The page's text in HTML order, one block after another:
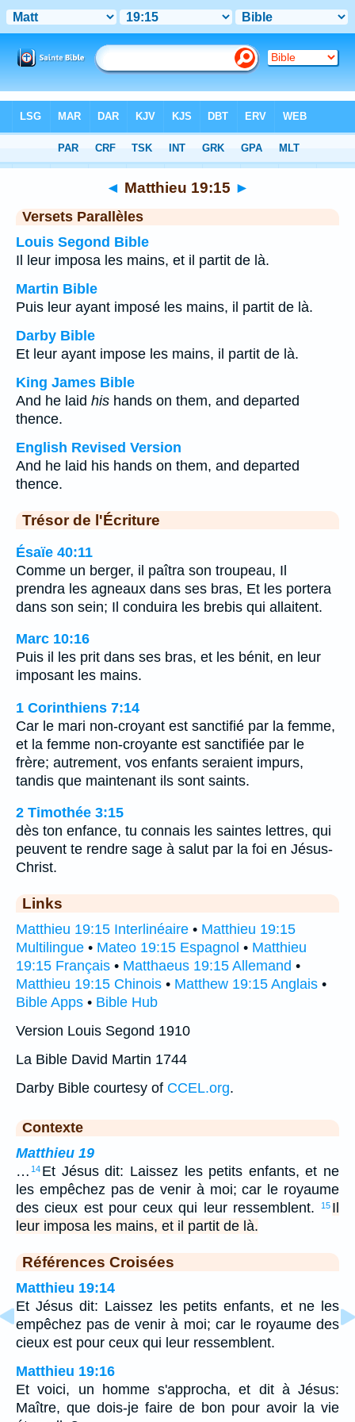
Chapitre 19> Verset 15
◄ Matthieu 19:15 ►
Versets Parallèles
Louis Segond Bible
Il leur imposa les mains, et il partit de là.
Martin Bible
Puis leur ayant imposé les mains, il partit de là.
Darby Bible
Et leur ayant impose les mains, il partit de là.
King James Bible
And he laid his hands on them, and departed
thence.
English Revised Version
And he laid his hands on them, and departed
thence.
Trésor de l'Écriture
Ésaïe 40:11
Comme un berger, il paîtra son troupeau, Il
prendra les agneaux dans ses bras, Et les portera
dans son sein; Il conduira les brebis qui allaitent.
Marc 10:16
Puis il les prit dans ses bras, et les bénit, en leur
imposant les mains.
1 Corinthiens 7:14
Car le mari non-croyant est sanctifié par la femme,
et la femme non-croyante est sanctifiée par le
frère; autrement, vos enfants seraient impurs,
tandis que maintenant ils sont saints.
2 Timothée 3:15
dès ton enfance, tu connais les saintes lettres, qui
peuvent te rendre sage à salut par la foi en Jésus-
Christ.
Links
Matthieu 19:15 Interlinéaire • Matthieu 19:15
Multilingue • Mateo 19:15 Espagnol • Matthieu
19:15 Français • Matthaeus 19:15 Allemand •
Matthieu 19:15 Chinois • Matthew 19:15 Anglais •
Bible Apps • Bible Hub
Version Louis Segond 1910
La Bible David Martin 1744
Darby Bible courtesy of CCEL.org.
Contexte
Matthieu 19
… 14 Et Jésus dit: Laissez les petits enfants, et ne
les empêchez pas de venir à moi; car le royaume
des cieux est pour ceux qui leur ressemblent.
15 Il
leur imposa les mains, et il partit de là.
Références Croisées
Matthieu 19:14
Et Jésus dit: Laissez les petits enfants, et ne les
empêchez pas de venir à moi; car le royaume des
cieux est pour ceux qui leur ressemblent.
Matthieu 19:16
Et voici, un homme s'approcha, et dit à Jésus:
Maître, que dois-je faire de bon pour avoir la vie